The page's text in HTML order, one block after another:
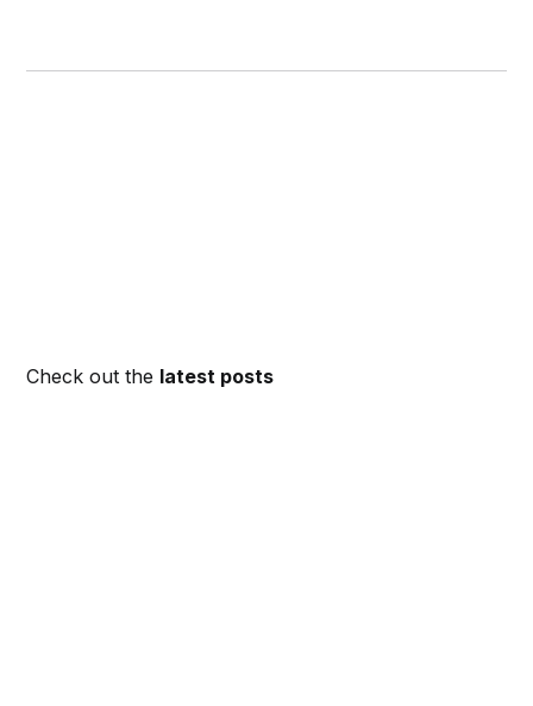
Check out the latest posts